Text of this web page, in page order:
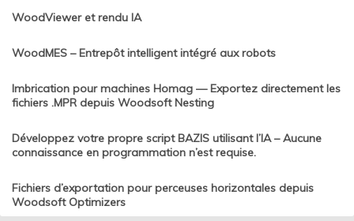
WoodViewer et rendu IA
WoodMES – Entrepôt intelligent intégré aux robots
Imbrication pour machines Homag — Exportez directement les
fichiers .MPR depuis Woodsoft Nesting
Développez votre propre script BAZIS utilisant l’IA – Aucune
connaissance en programmation n’est requise.
Fichiers d’exportation pour perceuses horizontales depuis
Woodsoft Optimizers